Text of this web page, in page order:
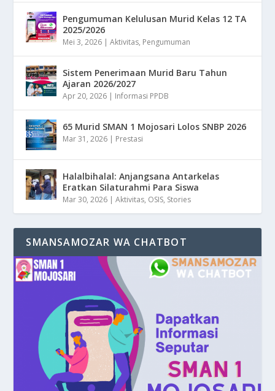
Pengumuman Kelulusan Murid Kelas 12 TA
2025/2026
Mei 3, 2026 |Aktivitas, Pengumuman
Sistem Penerimaan Murid Baru Tahun
Ajaran 2026/2027
Apr 20, 2026 | Informasi PPDB
65 Murid SMAN 1 Mojosari Lolos SNBP 2026
Mar 31, 2026 | Prestasi
Halalbihalal: Anjangsana Antarkelas
Eratkan Silaturahmi Para Siswa
Mar 30, 2026 |Aktivitas, OSIS, Stories
SMANSAMOZAR WA CHATBOT